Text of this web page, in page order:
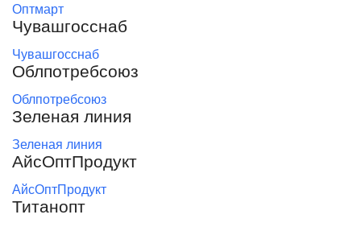
Оптмарт
Чувашгосснаб
Чувашгосснаб
Облпотребсоюз
Облпотребсоюз
Зеленая линия
Зеленая линия
АйсОптПродукт
АйсОптПродукт
Титанопт